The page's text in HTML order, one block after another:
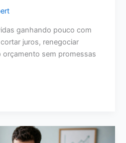
ganhando pouco com
juros, renegociar
orçamento sem promessas